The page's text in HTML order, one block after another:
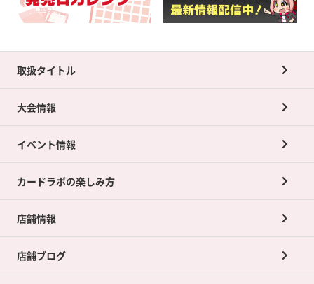
取扱タイトル
大会情報
イベント情報
カードラボの楽しみ方
店舗情報
店舗ブログ